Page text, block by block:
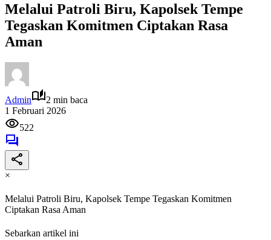
Melalui Patroli Biru, Kapolsek Tempe
Tegaskan Komitmen Ciptakan Rasa
Aman
Admin
2 min baca
1 Februari 2026
522
×
Melalui Patroli Biru, Kapolsek Tempe Tegaskan Komitmen
Ciptakan Rasa Aman
Sebarkan artikel ini